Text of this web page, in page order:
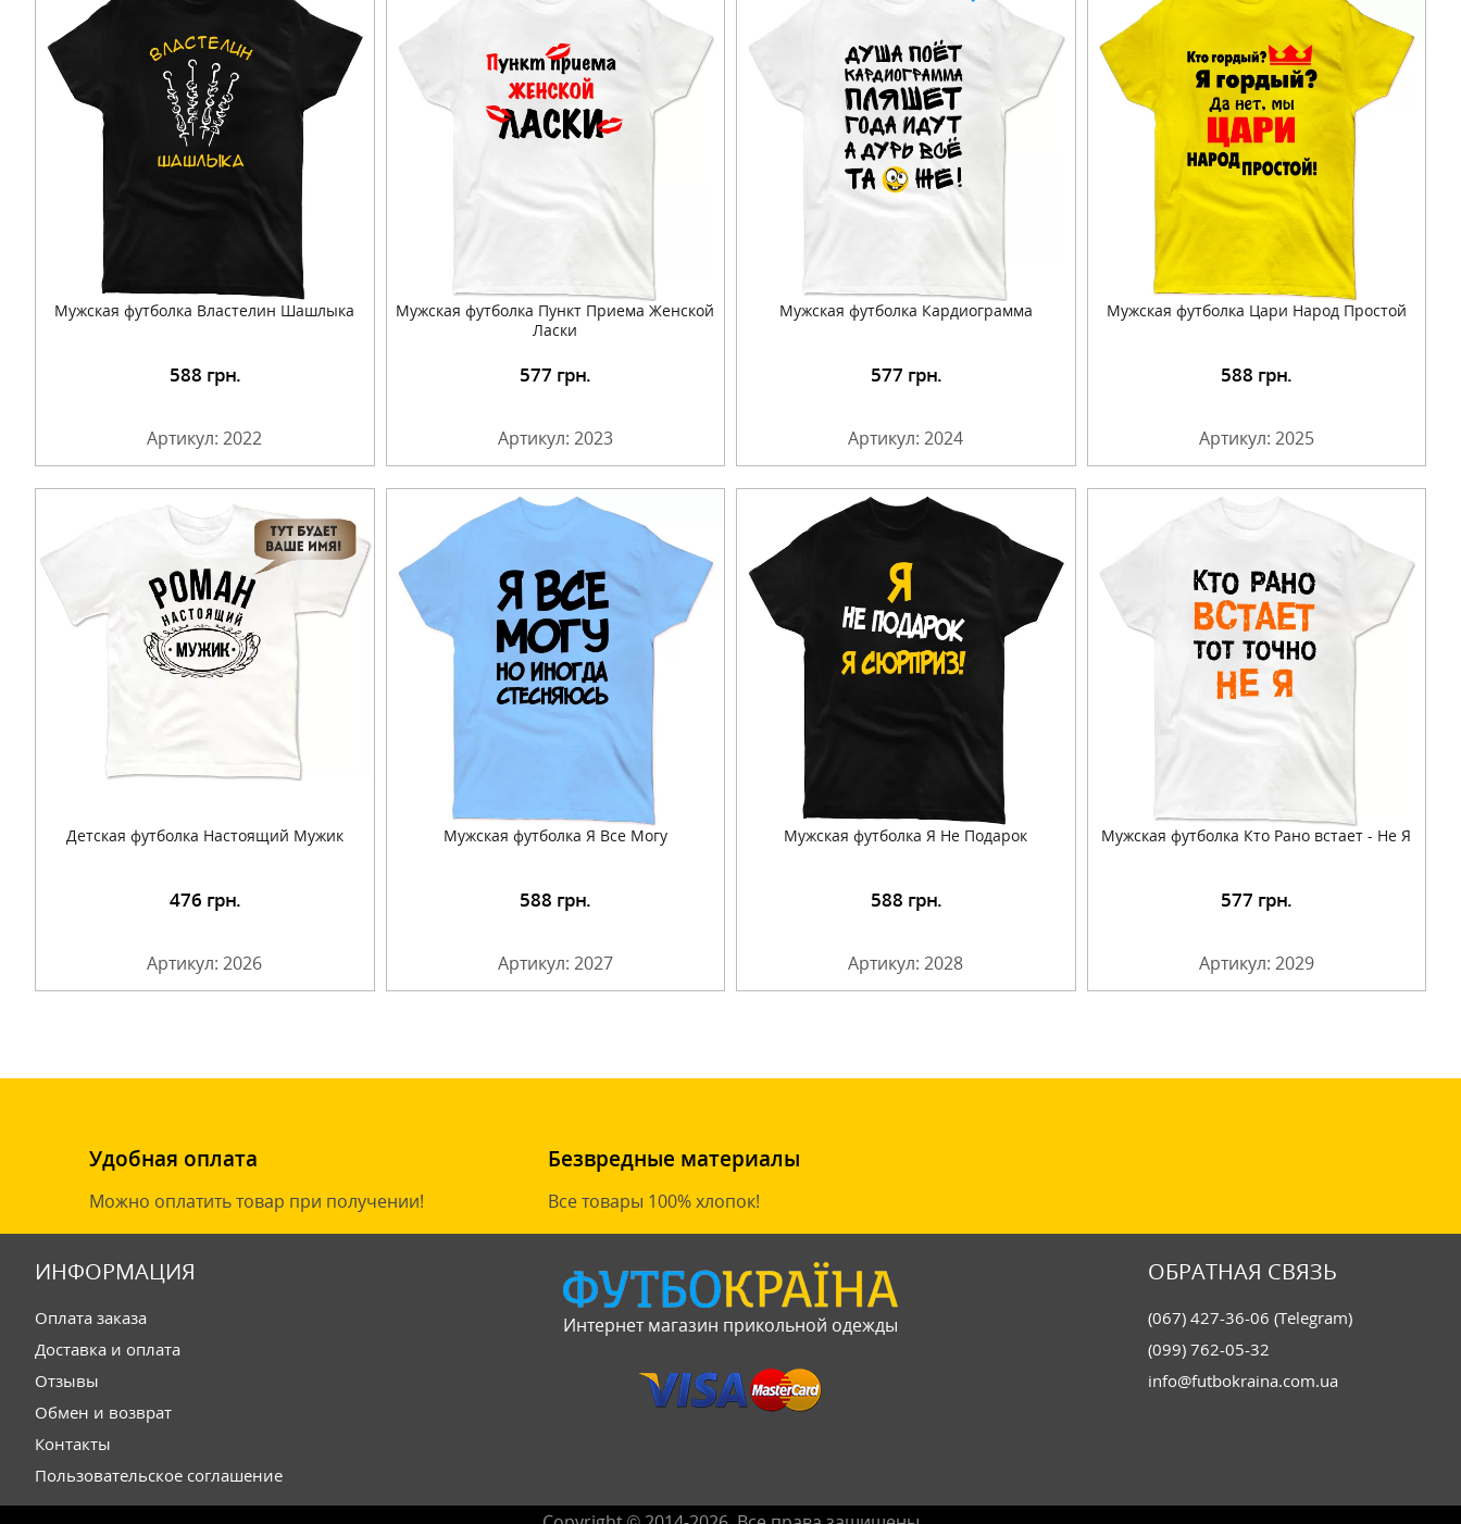
Мужская футболка Властелин Шашлыка
588 грн.
Артикул: 2022
Мужская футболка Пункт Приема Женской
Ласки
Подробнее 577 грн.
Артикул: 2023
Мужская футболка Кардиограмма
Подробнее 577 грн.
Артикул: 2024
Мужская футболка Цари Народ Простой
Подробнее 588 грн.
Артикул: 2025
Детская футболка Настоящий Мужик
476 грн.
Артикул: 2026
Мужская футболка Я Все Могу
Подробнее 588 грн.
Артикул: 2027
Мужская футболка Я Не Подарок
Подробнее 588 грн.
Артикул: 2028
Мужская футболка Кто Рано встает - Не Я
Подробнее 577 грн.
Артикул: 2029
Удобная оплата
Можно оплатить товар при получении!
Безвредные материалы
Все товары 100% хлопок!
ИНФОРМАЦИЯ
Оплата заказа
Доставка и оплата
Отзывы
Обмен и возврат
Контакты
Пользовательское соглашение
Интернет магазин прикольной одежды
ОБРАТНАЯ СВЯЗЬ
(067) 427-36-06 (Telegram)
(099) 762-05-32
info@futbokraina.com.ua